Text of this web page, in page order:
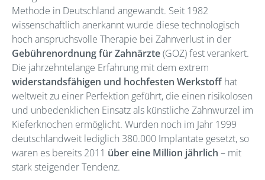
Methode in Deutschland angewandt. Seit 1982
wissenschaftlich anerkannt wurde diese technologisch
hoch anspruchsvolle Therapie bei Zahnverlust in der
Gebührenordnung für Zahnärzte(GOZ) fest verankert.
Die jahrzehntelange Erfahrung mit dem extrem
widerstandsfähigen und hochfesten Werkstoffhat
weltweit zu einer Perfektion geführt, die einen risikolosen
und unbedenklichen Einsatz als künstliche Zahnwurzel im
Kieferknochen ermöglicht. Wurden noch im Jahr 1999
deutschlandweit lediglich 380.000 Implantate gesetzt, so
waren es bereits 2011 über eine Million jährlich – mit
stark steigender Tendenz.